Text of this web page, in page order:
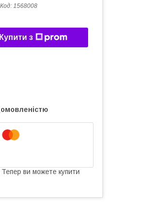
Код: 1568008
Купити з
Тепер ви можете купити